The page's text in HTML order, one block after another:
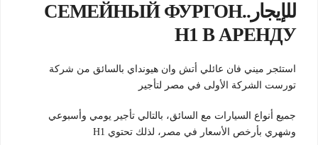
للإيجار..СЕМЕЙНЫЙ ФУРГОН
H1 В АРЕНДУ
استئجر ميني فان عائلي أتش وان هيونداي بالسائق من شركة
تورست الشركة الأولى في مصر لتأجير
جميع أنواع السيارات مع السائق، بالتالي تأجير يومي وأسبوعي
وشهري بأرخص الأسعار في مصر، لذلك تحتوي H1